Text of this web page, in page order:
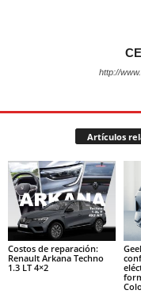
http://
Artículos
Costos de reparación:
Renault Arkana Techno
1.3 LT 4×2